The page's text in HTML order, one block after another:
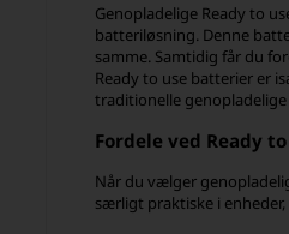
Genopladelige Ready to
batteriløsning. Denne
samme. Samtidig får du
Ready to use batterier er
traditionelle
Fordele ved Ready
Når du vælger
særligt praktiske i